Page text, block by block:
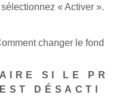
« Activer ».
changer le fond
SI LE PR
DÉSACTI